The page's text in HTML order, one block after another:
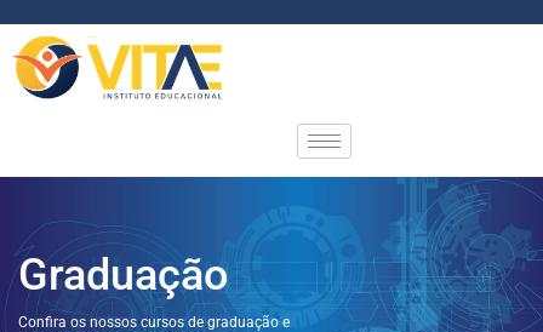
para
Graduação
Confira os nossos cursos de graduação e